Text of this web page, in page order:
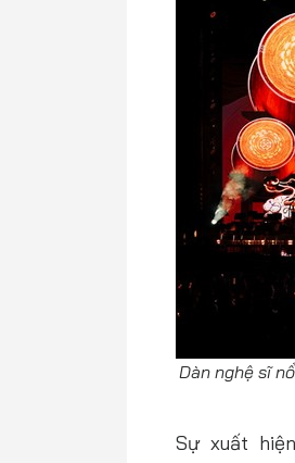
Dàn nghệ sĩ
Sự xuất